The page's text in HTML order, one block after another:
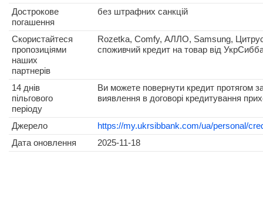
Дострокове
погашення
без штрафних санкцій
Скористайтеся
пропозиціями
наших
партнерів
Rozetka, Comfy, АЛЛО, Samsung,
споживчий кредит на товар від
14 днів
пільгового
періоду
Ви можете повернути кредит протягом
виявлення в договорі кредитування
Джерело
https://my.ukrsibbank.com/ua/personal/
Дата оновлення
2025-11-18